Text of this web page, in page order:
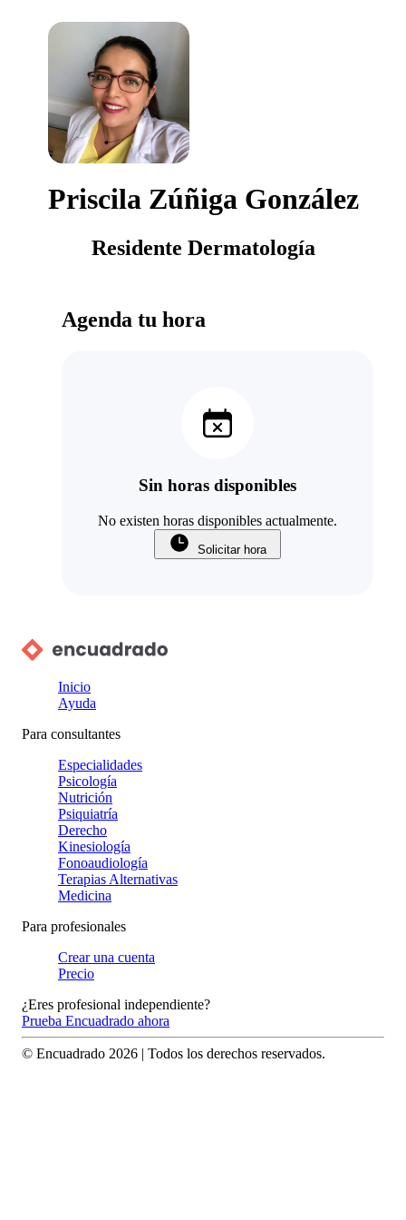
Priscila Zúñiga González
Residente Dermatología
Agenda tu hora
Sin horas disponibles
No existen horas disponibles actualmente.
Solicitar hora
Inicio
Ayuda
Para consultantes
Especialidades
Psicología
Nutrición
Psiquiatría
Derecho
Kinesiología
Fonoaudiología
Terapias Alternativas
Medicina
Para profesionales
Crear una cuenta
Precio
¿Eres profesional independiente?
Prueba Encuadrado ahora
© Encuadrado 2026 | Todos los derechos reservados.